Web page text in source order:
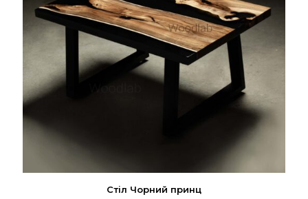
Стіл Чорний принц